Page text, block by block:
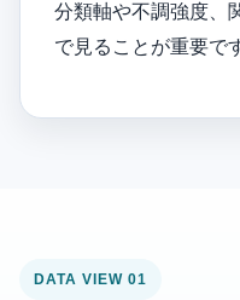
分類軸や不調強度、
で見ることが重要で
DATA VIEW 01